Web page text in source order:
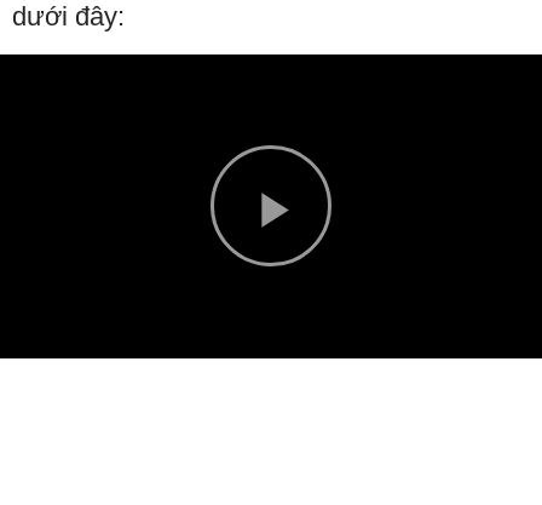
dưới đây:
Play